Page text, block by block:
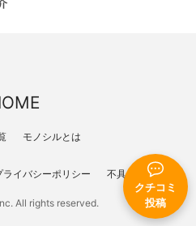
クチコミ
投稿
モノシルとは
ライバシーポリシー 不具合報告
All rights reserved.